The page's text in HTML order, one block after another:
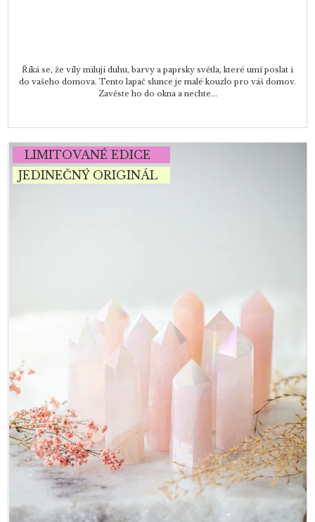
Říká se, že víly milují duhu, barvy a paprsky světla, které umí poslat i
do vašeho domova. Tento lapač slunce je malé kouzlo pro váš domov.
Zavěste ho do okna a nechte...
LIMITOVANÉ EDICE
JEDINEČNÝ ORIGINÁL